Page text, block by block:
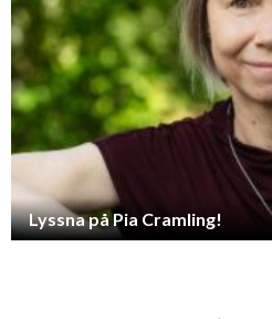
Lyssna på Pia Cramling!